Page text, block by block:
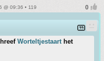
@ 09:36 • 119
Worteltjestaart het